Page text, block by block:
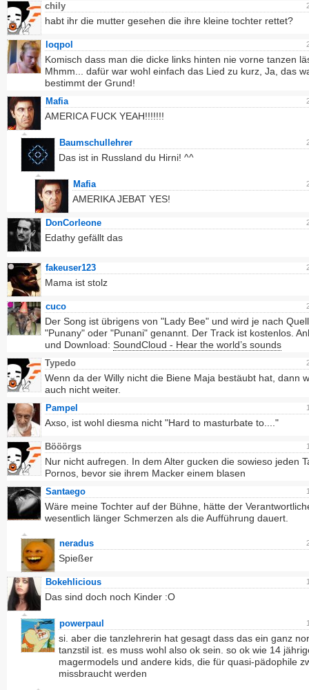
chily
habt ihr die mutter gesehen die ihre kleine tochter rettet?
loqpol
Komisch dass man die dicke links hinten nie vorne tanzen
Mhmm... dafür war wohl einfach das Lied zu kurz, Ja, das
bestimmt der Grund!
Mafia
AMERICA FUCK YEAH!!!!!!!
Baumschullehrer
Das ist in Russland du Hirni! ^^
Mafia
AMERIKA JEBAT YES!
DonCorleone
Edathy gefällt das
fakeuser123
Mama ist stolz
cuco
Der Song ist übrigens von "Lady Bee" und wird je nach
"Punany" oder "Punani" genannt. Der Track ist kostenlos.
und Download: SoundCloud - Hear the world’s sounds
Typedo
Wenn da der Willy nicht die Biene Maja bestäubt hat, dann
auch nicht weiter.
Pampel
Axso, ist wohl diesma nicht "Hard to masturbate to...."
Bööörgs
Nur nicht aufregen. In dem Alter gucken die sowieso jeden
Pornos, bevor sie ihrem Macker einem blasen
Santaego
Wäre meine Tochter auf der Bühne, hätte der
wesentlich länger Schmerzen als die Aufführung dauert.
neradus
Spießer
Bokehlicious
Das sind doch noch Kinder :O
powerpaul
si. aber die tanzlehrerin hat gesagt dass das ein ganz
tanzstil ist. es muss wohl also ok sein. so ok wie 14
magermodels und andere kids, die für quasi-pädophile
missbraucht werden